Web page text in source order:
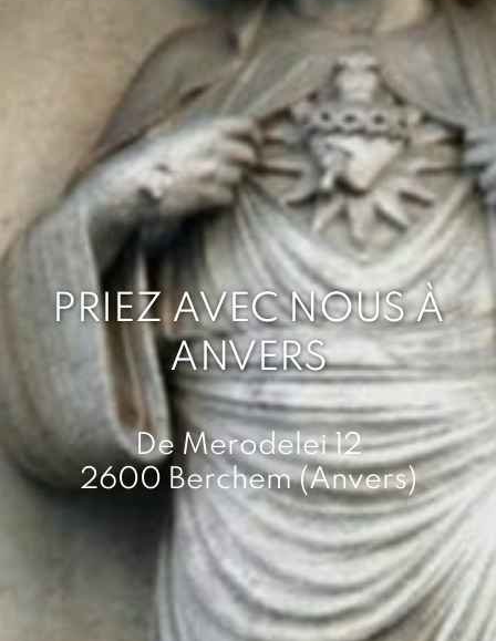
PRIEZ AVEC NOUS À
ANVERS
De Merodelei 12
2600 Berchem (Anvers)